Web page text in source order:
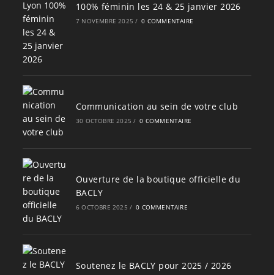
100% féminin les 24 & 25 janvier 2026
7 NOVEMBRE 2025 / 0 COMMENTAIRE
Communication au sein de votre club
30 OCTOBRE 2025 / 0 COMMENTAIRE
Ouverture de la boutique officielle du
BACLY
6 OCTOBRE 2025 / 0 COMMENTAIRE
Soutenez le BACLY pour 2025 / 2026